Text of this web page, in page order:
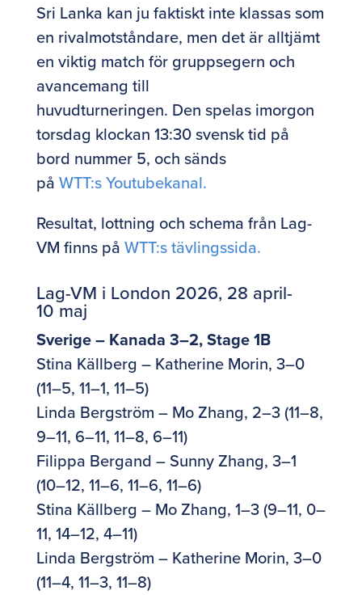
Sri Lanka kan ju faktiskt inte klassas som
en rivalmotståndare, men det är alltjämt
en viktig match för gruppsegern och
avancemang till
huvudturneringen. Den spelas imorgon
torsdag klockan 13:30 svensk tid på
bord nummer 5, och sänds
på WTT:s Youtubekanal.
Resultat, lottning och schema från Lag-
VM finns på WTT:s tävlingssida.
Lag-VM i London 2026, 28 april-
10 maj
Sverige – Kanada 3–2, Stage 1B
Stina Källberg – Katherine Morin, 3–0
(11–5, 11–1, 11–5)
Linda Bergström – Mo Zhang, 2–3 (11–8,
9–11, 6–11, 11–8, 6–11)
Filippa Bergand – Sunny Zhang, 3–1
(10–12, 11–6, 11–6, 11–6)
Stina Källberg – Mo Zhang, 1–3 (9–11, 0–
11, 14–12, 4–11)
Linda Bergström – Katherine Morin, 3–0
(11–4, 11–3, 11–8)